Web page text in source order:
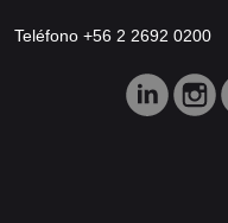
Teléfono +56 2 2692 0200